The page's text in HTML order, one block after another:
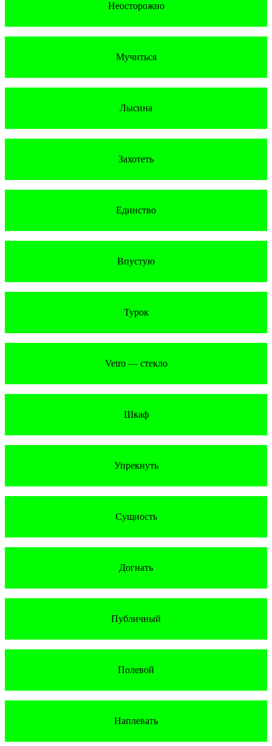
Неосторожно
Мучиться
Лысина
Захотеть
Единство
Впустую
Турок
Vetro — стекло
Шкаф
Упрекнуть
Сущность
Догнать
Публичный
Полевой
Наплевать